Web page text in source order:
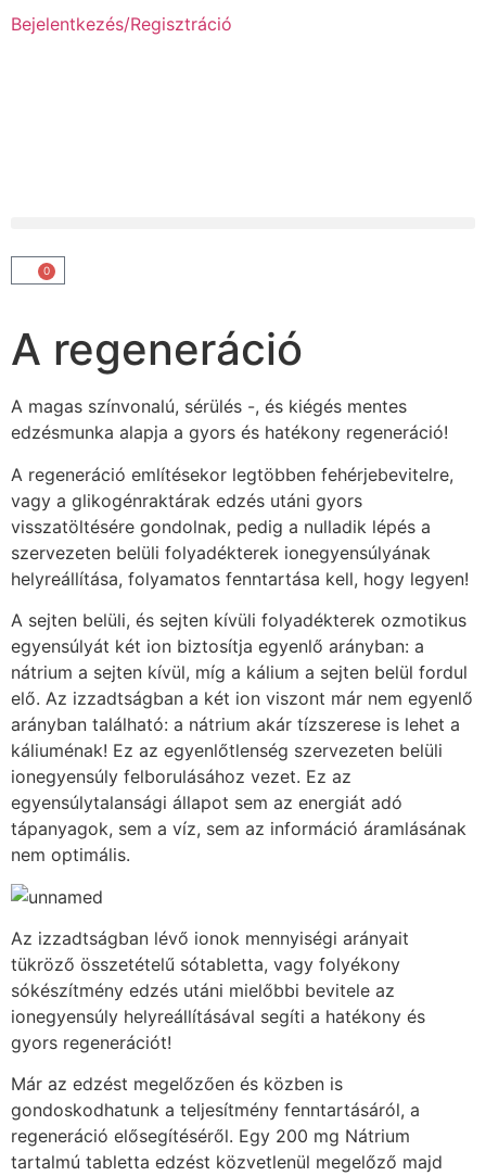
Bejelentkezés/Regisztráció
0
A regeneráció
A magas színvonalú, sérülés -, és kiégés mentes
edzésmunka alapja a gyors és hatékony regeneráció!
A regeneráció említésekor legtöbben fehérjebevitelre,
vagy a glikogénraktárak edzés utáni gyors
visszatöltésére gondolnak, pedig a nulladik lépés a
szervezeten belüli folyadékterek ionegyensúlyának
helyreállítása, folyamatos fenntartása kell, hogy legyen!
A sejten belüli, és sejten kívüli folyadékterek ozmotikus
egyensúlyát két ion biztosítja egyenlő arányban: a
nátrium a sejten kívül, míg a kálium a sejten belül fordul
elő. Az izzadtságban a két ion viszont már nem egyenlő
arányban található: a nátrium akár tízszerese is lehet a
káliuménak! Ez az egyenlőtlenség szervezeten belüli
ionegyensúly felborulásához vezet. Ez az
egyensúlytalansági állapot sem az energiát adó
tápanyagok, sem a víz, sem az információ áramlásának
nem optimális.
Az izzadtságban lévő ionok mennyiségi arányait
tükröző összetételű sótabletta, vagy folyékony
sókészítmény edzés utáni mielőbbi bevitele az
ionegyensúly helyreállításával segíti a hatékony és
gyors regenerációt!
Már az edzést megelőzően és közben is
gondoskodhatunk a teljesítmény fenntartásáról, a
regeneráció elősegítéséről. Egy 200 mg Nátrium
tartalmú tabletta edzést közvetlenül megelőző majd